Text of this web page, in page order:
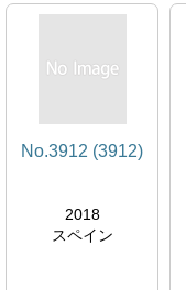
No.3912 (3912)
2018
スペイン